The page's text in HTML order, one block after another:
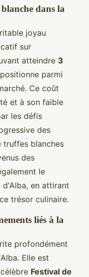
dans la
joyau
sur
atteindre 3
parmi
Ce coût
et à son faible
les défis
des
truffes blanches
des
le
en attirant
trésor culinaire.
liés à la
profondément
Elle est
Festival de